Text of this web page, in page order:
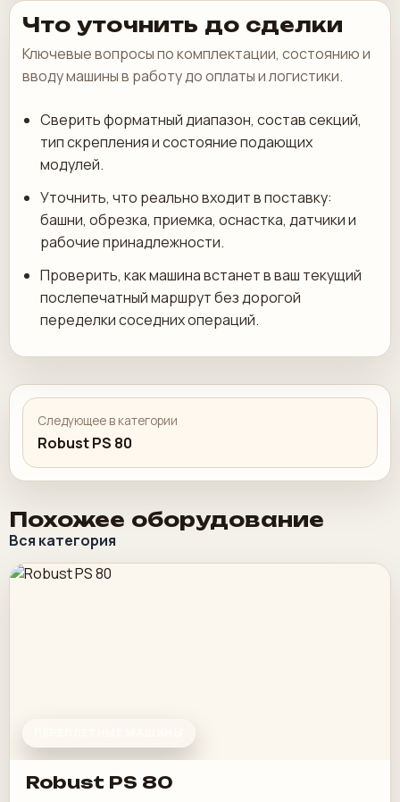
Что уточнить до сделки
Ключевые вопросы по комплектации, состоянию и
вводу машины в работу до оплаты и логистики.
Сверить форматный диапазон, состав секций,
тип скрепления и состояние подающих
модулей.
Уточнить, что реально входит в поставку:
башни, обрезка, приемка, оснастка, датчики и
рабочие принадлежности.
Проверить, как машина встанет в ваш текущий
послепечатный маршрут без дорогой
переделки соседних операций.
Следующее в категории
Robust PS 80
Похожее оборудование
Вся категория
Robust PS 80